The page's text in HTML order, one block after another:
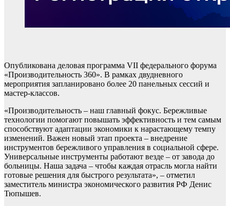
Опубликована деловая программа VII федерального форума
«Производительность 360». В рамках двудневного
мероприятия запланировано более 20 панельных сессий и
мастер-классов.
«Производительность – наш главный фокус. Бережливые
технологии помогают повышать эффективность и тем самым
способствуют адаптации экономики к нарастающему темпу
изменений. Важен новый этап проекта – внедрение
инструментов бережливого управления в социальной сфере.
Универсальные инструменты работают везде – от завода до
больницы. Наша задача – чтобы каждая отрасль могла найти
готовые решения для быстрого результата», – отметил
заместитель министра экономического развития РФ Денис
Тюпышев.